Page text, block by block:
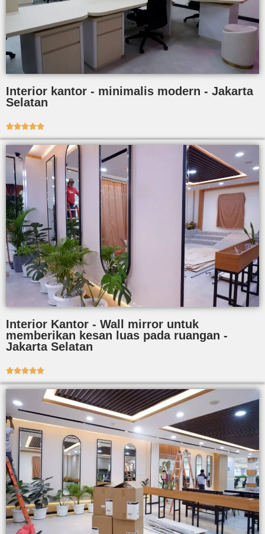
Interior kantor - minimalis modern - Jakarta
Selatan

Interior Kantor - Wall mirror untuk
memberikan kesan luas pada ruangan -
Jakarta Selatan
